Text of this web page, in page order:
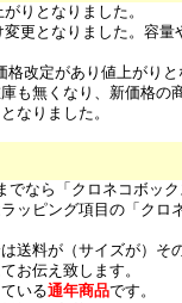
りとなりました。
更となりました。容量
改定があり値上がり
も無くなり、新価格の
なりました。
でなら「クロネコボッ
ッピング項目の「クロ
送料が（サイズが）そ
お伝え致します。
いる通年商品です。